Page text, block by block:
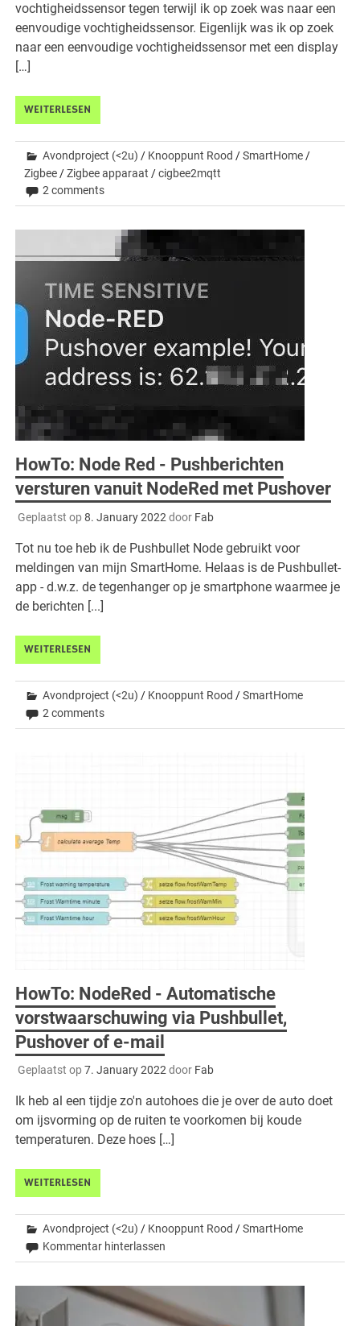
vochtigheidssensor tegen terwijl ik op zoek was naar een
eenvoudige vochtigheidssensor. Eigenlijk was ik op zoek
naar een eenvoudige vochtigheidssensor met een display
[…]
WEITERLESEN
Avondproject (<2u) / Knooppunt Rood /SmartHome/
Zigbee/Zigbee apparaat /cigbee2mqtt
2 comments
HowTo: Node Red - Pushberichten
versturen vanuit NodeRed met Pushover
Geplaatst op 8. January 2022 door Fab
Tot nu toe heb ik de Pushbullet Node gebruikt voor
meldingen van mijn SmartHome. Helaas is de Pushbullet-
app - d.w.z. de tegenhanger op je smartphone waarmee je
de berichten [...]
WEITERLESEN
Avondproject (<2u) / Knooppunt Rood /SmartHome
2 comments
HowTo: NodeRed - Automatische
vorstwaarschuwing via Pushbullet,
Pushover of e-mail
Geplaatst op 7. January 2022door Fab
Ik heb al een tijdje zo'n autohoes die je over de auto doet
om ijsvorming op de ruiten te voorkomen bij koude
temperaturen. Deze hoes […]
WEITERLESEN
Avondproject (<2u) / Knooppunt Rood /SmartHome
Kommentar hinterlassen